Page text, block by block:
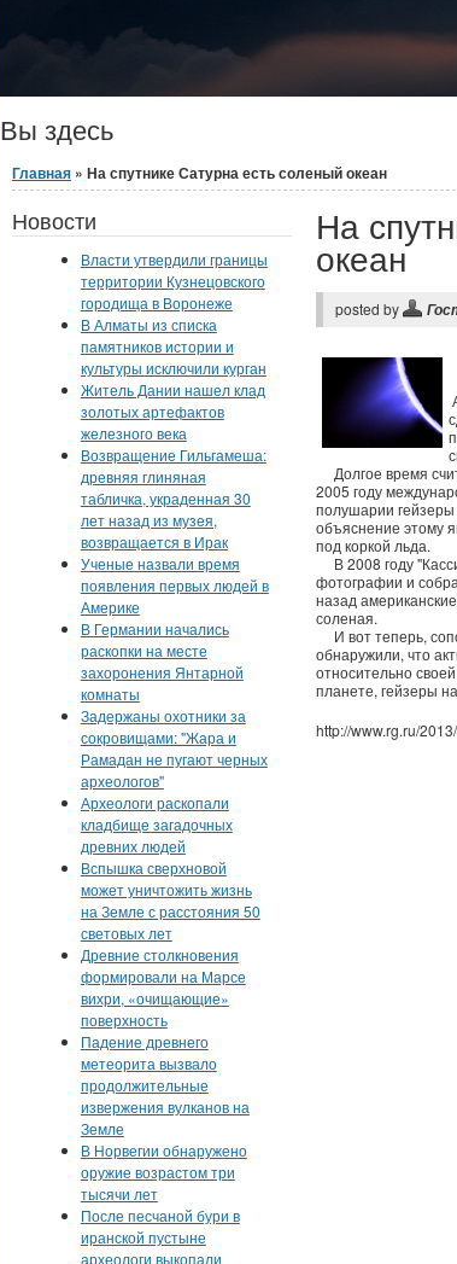
Вы здесь
Главная » На спутнике Сатурна есть соленый океан
На
океан
posted by
Долгое время
2005 году
полушарии
объяснение этому
под коркой льда.
В 2008 году
фотографии и
назад
соленая.
И вот теперь,
обнаружили, что
относительно
планете, гейзеры
http://www.rg.ru/
Новости
Власти утвердили границы
территории Кузнецовского
городища в Воронеже
В Алматы из списка
памятников истории и
культуры исключили курган
Житель Дании нашел клад
золотых артефактов
железного века
Возвращение Гильгамеша:
древняя глиняная
табличка, украденная 30
лет назад из музея,
возвращается в Ирак
Ученые назвали время
появления первых людей в
Америке
В Германии начались
раскопки на месте
захоронения Янтарной
комнаты
Задержаны охотники за
сокровищами: "Жара и
Рамадан не пугают черных
археологов"
Археологи раскопали
кладбище загадочных
древних людей
Вспышка сверхновой
может уничтожить жизнь
на Земле с расстояния 50
световых лет
Древние столкновения
формировали на Марсе
вихри, «очищающие»
поверхность
Падение древнего
метеорита вызвало
продолжительные
извержения вулканов на
Земле
В Норвегии обнаружено
оружие возрастом три
тысячи лет
После песчаной бури в
иранской пустыне
археологи выкопали